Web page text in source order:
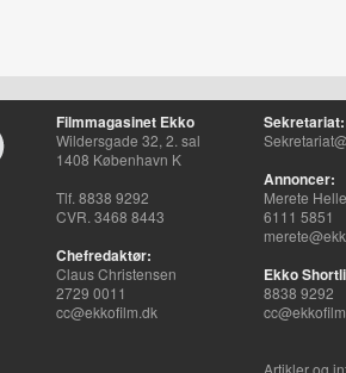
Filmmagasinet Ekko
Wildersgade 32, 2. sal
1408 København K
Tlf. 8838 9292
CVR. 3468 8443
Chefredaktør:
Claus Christensen
2729 0011
cc@ekkofilm.dk
Sekretariat:
Annoncer:
Merete
6111 5851
Ekko
8838 9292
Artikler og